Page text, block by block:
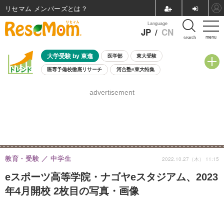
menu
Language
JP / CN search
大学受験 by 東進 医学部 東大受験
医専予備校徹底リサーチ 河合塾×東大特集
8月開催学校説明会・相談会
advertisement
eスポーツ高等学院・ナゴヤeスタジアム、2023
年4月開校 2枚目の写真・画像
教育・受験 中学生 2022.10.27（木） 11:15
リセマム メンバーズ